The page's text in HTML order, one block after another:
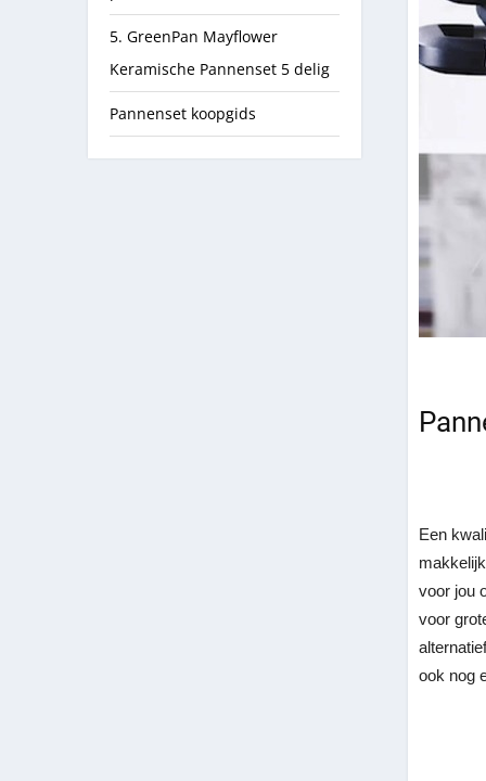
5. GreenPan Mayflower
Keramische Pannenset 5 delig
Pannenset koopgids
Een
voor jou
voor
ook nog